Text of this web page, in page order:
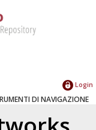
Login
DI NAVIGAZIONE